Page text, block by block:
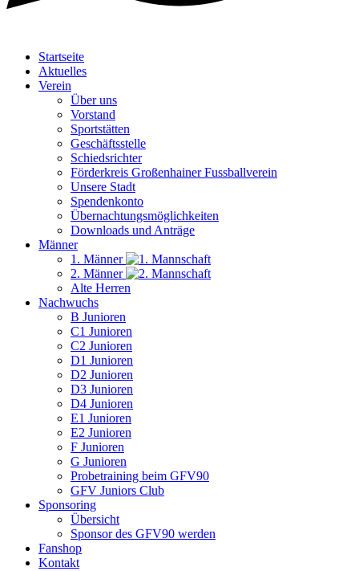
Startseite
Aktuelles
Verein
Über uns
Vorstand
Sportstätten
Geschäftsstelle
Schiedsrichter
Förderkreis Großenhainer Fussballverein
Unsere Stadt
Spendenkonto
Übernachtungsmöglichkeiten
Downloads und Anträge
Männer
1. Männer
2. Männer
Alte Herren
Nachwuchs
B Junioren
C1 Junioren
C2 Junioren
D1 Junioren
D2 Junioren
D3 Junioren
D4 Junioren
E1 Junioren
E2 Junioren
F Junioren
G Junioren
Probetraining beim GFV90
GFV Juniors Club
Sponsoring
Übersicht
Sponsor des GFV90 werden
Fanshop
Kontakt